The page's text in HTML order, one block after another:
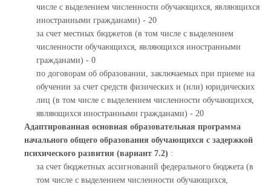
числе с выделением численности обучающихся, являющихся
иностранными гражданами) - 20
за счет местных бюджетов (в том числе с выделением
численности обучающихся, являющихся иностранными
гражданами) - 0
по договорам об образовании, заключаемых при приеме на
обучении за счет средств физических и (или) юридических
лиц (в том числе с выделением численности обучающихся,
являющихся иностранными гражданами) - 20
Адаптированная основная образовательная программа
начального общего образования обучающихся с задержкой
психического развития (вариант 7.2) :
за счет бюджетных ассигнований федерального бюджета (в
том числе с выделением численности обучающихся,